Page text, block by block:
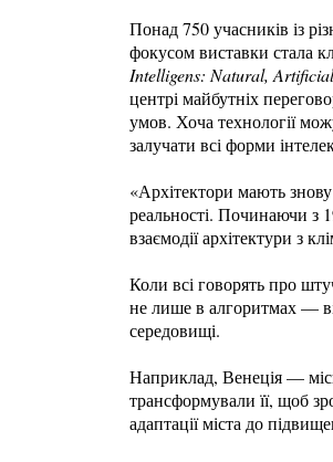
Понад 750 учасників із
фокусом виставки стала
Intelligens: Natural,
центрі майбутніх
умов. Хоча технології
залучати всі форми
«Архітектори мають
реальності. Починаючи з
взаємодії архітектури з
Коли всі говорять про
не лише в алгоритмах —
середовищі.
Наприклад, Венеція —
трансформували її, щоб
адаптації міста до